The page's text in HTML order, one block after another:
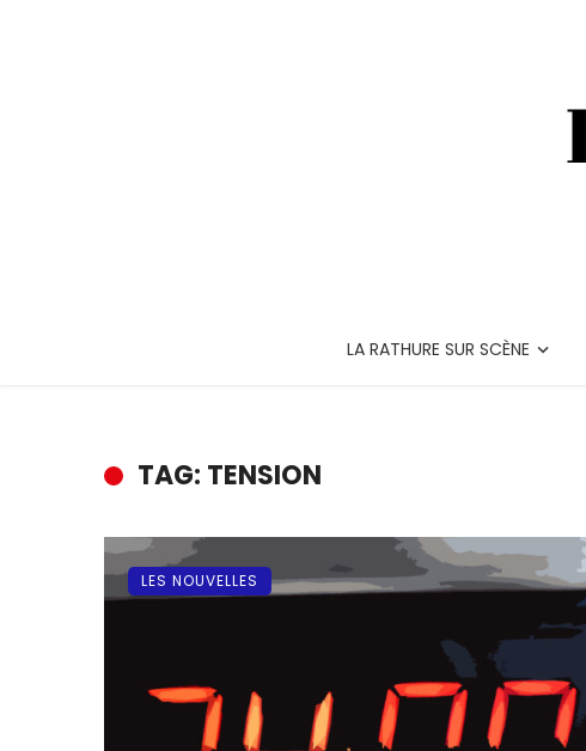
LA RATHURE SUR SCÈNE
TAG: TENSION
LES NOUVELLES